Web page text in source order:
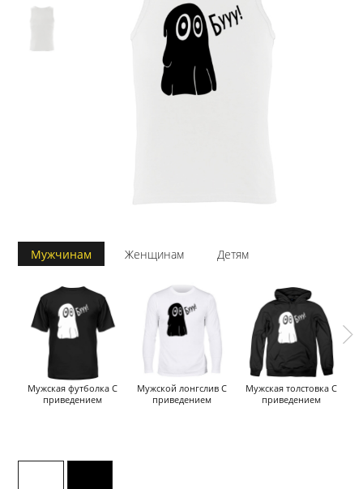
Мужчинам Женщинам Детям
Мужская футболка С
приведением
Мужской лонгслив С
приведением
Мужская толстовка С
приведением